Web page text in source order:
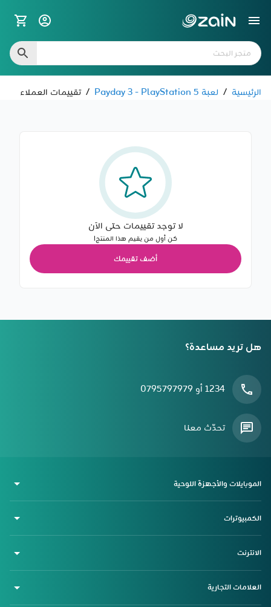
الرئيسية / لعبة Payday 3 - PlayStation 5 / تقييمات العملاء
لا توجد تقييمات حتى الآن
كن أول من يقيم هذا المنتج!
أضف تقييمك
هل تريد مساعدة؟
1234 أو 0795797979
تحدّث معنا
الموبايلات والأجهزة اللوحية
الكمبيوترات
الانترنت
العلامات التجارية